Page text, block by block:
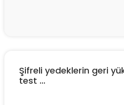
Şifreli yedeklerin geri
test ...